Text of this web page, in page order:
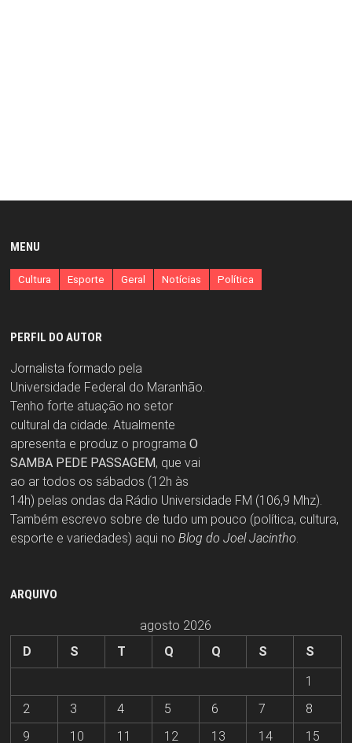
MENU
Cultura Esporte Geral Notícias Política
PERFIL DO AUTOR
Jornalista formado pela
Universidade Federal do Maranhão.
Tenho forte atuação no setor
cultural da cidade. Atualmente
apresenta e produz o programa O
SAMBA PEDE PASSAGEM, que vai
ao ar todos os sábados (12h às
14h) pelas ondas da Rádio Universidade FM (106,9 Mhz).
Também escrevo sobre de tudo um pouco (política, cultura,
esporte e variedades) aqui no Blog do Joel Jacintho
ARQUIVO
agosto 2026
D
S T Q Q S
S
1
2
3 4 5 6 7
8
9
10 11 12 13 14 15